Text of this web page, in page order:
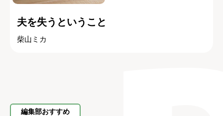
夫を失うということ
柴山ミカ
編集部おすすめ